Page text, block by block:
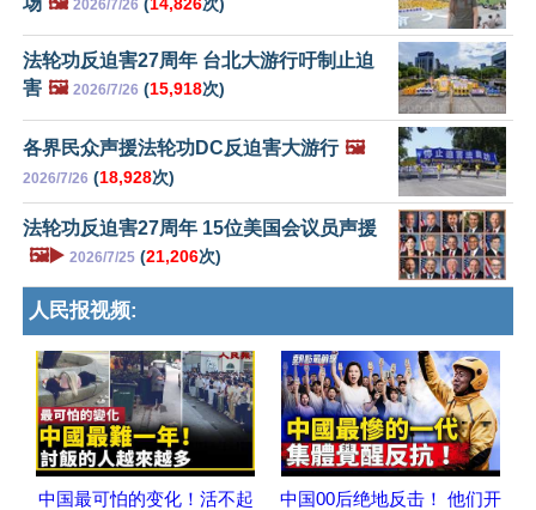
2026/7/26 (14,826次)
法轮功反迫害27周年 台北大游行吁制止迫
害 🖼️ 2026/7/26 (15,918次)
各界民众声援法轮功DC反迫害大游行 🖼️
2026/7/26 (18,928次)
法轮功反迫害27周年 15位美国会议员声援
🖼️▶️ 2026/7/25 (21,206次)
人民报视频:
中国最可怕的变化！活不起
中国00后绝地反击！ 他们开